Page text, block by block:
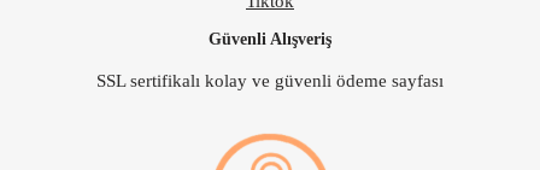
Güvenli Alışveriş
SSL sertifikalı kolay ve güvenli ödeme sayfası